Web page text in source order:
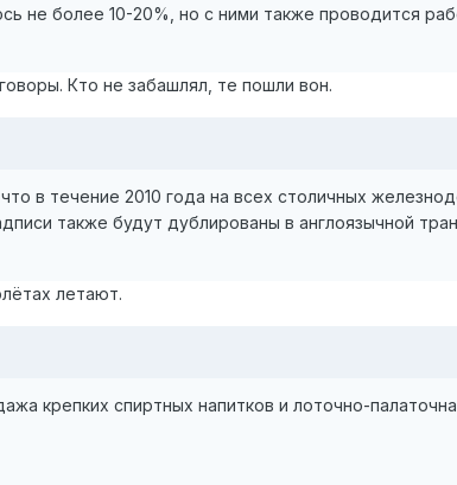
не более 10-20%, но с ними также проводится
Кто не забашлял, те пошли вон.
в течение 2010 года на всех столичных
также будут дублированы в англоязычной
летают.
крепких спиртных напитков и лоточно-